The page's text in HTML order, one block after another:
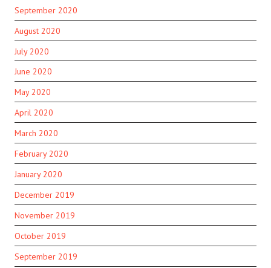
September 2020
August 2020
July 2020
June 2020
May 2020
April 2020
March 2020
February 2020
January 2020
December 2019
November 2019
October 2019
September 2019